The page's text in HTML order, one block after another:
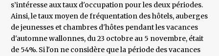
s’intéresse aux taux d'occupation pour les deux périodes.
Ainsi, le taux moyen de fréquentation des hôtels, auberges
de jeunesses et chambres d'hôtes pendant les vacances
d'automne wallonnes, du 23 octobre au 5 novembre, était
de 54%. Si l'on ne considère que la période des vacances